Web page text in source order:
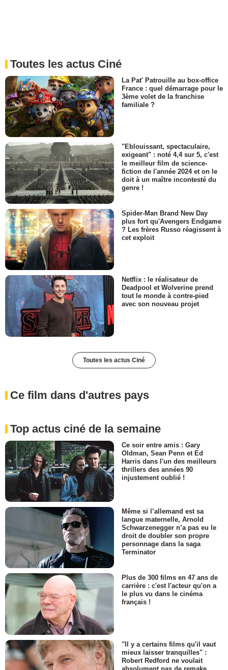
Toutes les actus Ciné
La Pat' Patrouille au box-office
France : quel démarrage pour le
3ème volet de la franchise
familiale ?
"Eblouissant, spectaculaire,
exigeant" : noté 4,4 sur 5, c'est
le meilleur film de science-
fiction de l'année 2024 et on le
doit à un maître incontesté du
genre !
Spider-Man Brand New Day
plus fort qu'Avengers Endgame
? Les frères Russo réagissent à
cet exploit
Netflix : le réalisateur de
Deadpool et Wolverine prend
tout le monde à contre-pied
avec son nouveau projet
Toutes les actus Ciné
Ce film dans d'autres pays
Top actus ciné de la semaine
Ce soir entre amis : Gary
Oldman, Sean Penn et Ed
Harris dans l'un des meilleurs
thrillers des années 90
injustement oublié !
Même si l’allemand est sa
langue maternelle, Arnold
Schwarzenegger n’a pas eu le
droit de doubler son propre
personnage dans la saga
Terminator
Plus de 300 films en 47 ans de
carrière : c'est l'acteur qu'on a
le plus vu dans le cinéma
français !
"Il y a certains films qu'il vaut
mieux laisser tranquilles" :
Robert Redford ne voulait